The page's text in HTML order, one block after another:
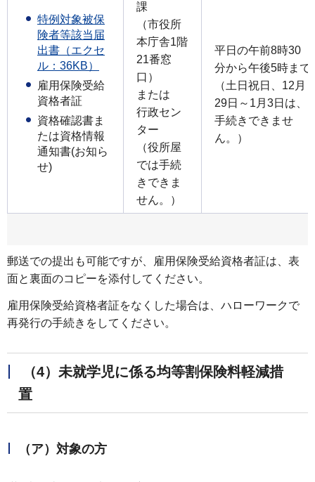
特例対象被保
険者等該当届
出書（エクセ
ル：36KB）
雇用保険受給
資格者証
資格確認書ま
たは資格情報
通知書(お知ら
せ)
課
（市役所
本庁舎1階
21番窓
口）
または
行政セン
ター
（役所屋
では手続
きできま
せん。）
平日の午前8時30
分から午後5時まで
（土日祝日、12月
29日～1月3日は、
手続きできませ
ん。）
郵送での提出も可能ですが、雇用保険受給資格者証は、表
面と裏面のコピーを添付してください。
雇用保険受給資格者証をなくした場合は、ハローワークで
再発行の手続きをしてください。
（4）未就学児に係る均等割保険料軽減措
置
（ア）対象の方